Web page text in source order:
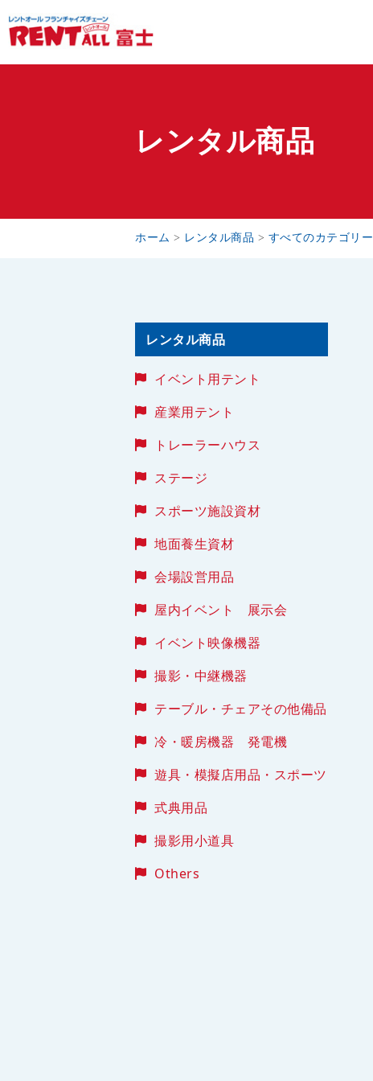
レンタル商品
ホーム > レンタル商品 > すべてのカテゴリー
レンタル商品
イベント用テント
産業用テント
トレーラーハウス
ステージ
スポーツ施設資材
地面養生資材
会場設営用品
屋内イベント 展示会
イベント映像機器
撮影・中継機器
テーブル・チェアその他備品
冷・暖房機器 発電機
遊具・模擬店用品・スポーツ
式典用品
撮影用小道具
Others